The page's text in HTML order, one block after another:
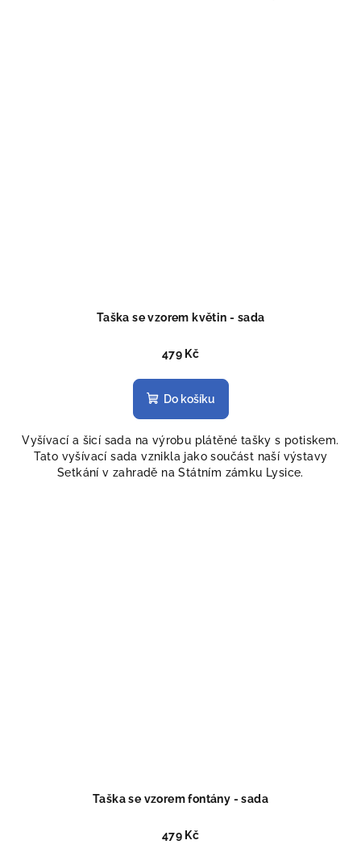
Taška se vzorem květin - sada
479 Kč
Do košíku
Vyšívací a šicí sada na výrobu plátěné tašky s potiskem.
Tato vyšívací sada vznikla jako součást naší výstavy
Setkání v zahradě na Státním zámku Lysice.
Taška se vzorem fontány - sada
479 Kč